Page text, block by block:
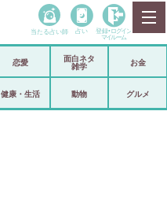
政治
当たる占い師 占い 登録• ログイン
マイルーム
恋愛
面白ネタ
雑学
お金
健康・生活 動物 グルメ